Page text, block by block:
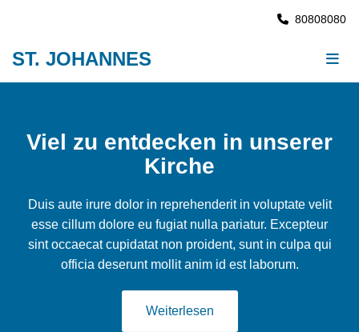
 80808080
ST. JOHANNES
Viel zu entdecken in unserer
Kirche
Duis aute irure dolor in reprehenderit in voluptate velit
esse cillum dolore eu fugiat nulla pariatur. Excepteur
sint occaecat cupidatat non proident, sunt in culpa qui
officia deserunt mollit anim id est laborum.
Weiterlesen